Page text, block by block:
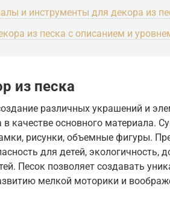
и инструменты для декора из
из песка с описанием и
из песка
различных украшений и
в качестве основного материала.
рисунки, объемные фигуры.
для детей, экологичность,
Песок позволяет создавать
мелкой моторики и